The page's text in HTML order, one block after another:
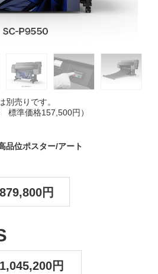
別売りです。
標準価格157,500円）
品位ポスター/アート
円
円